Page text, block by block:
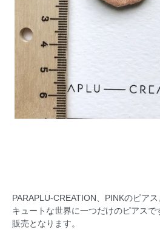
PARAPLU-CREATION、PINKのピア
キュートな世界に一つだけのピアス
販売となります。